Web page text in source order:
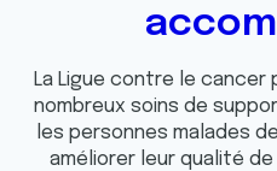
La Ligue contre le
nombreux soins de
les personnes malades
améliorer leur qualité